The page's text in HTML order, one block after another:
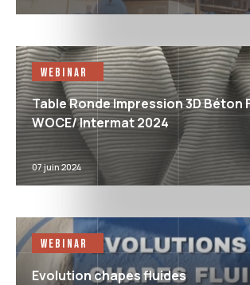
Webinar
Table Ronde Impression 3D Béton
WOCE/ Intermat 2024
07 juin 2024
Webinar
Evolution chapes fluides